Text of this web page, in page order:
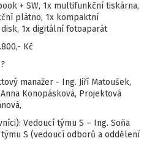
+ SW, 1x multifunkční tiskárna,
plátno, 1x kompaktní
1x digitální fotoaparát
Kč
manažer - Ing. Jiří Matoušek,
Konopásková, Projektová
Vedoucí týmu S – Ing. Soňa
týmu S (vedoucí odborů a oddělení